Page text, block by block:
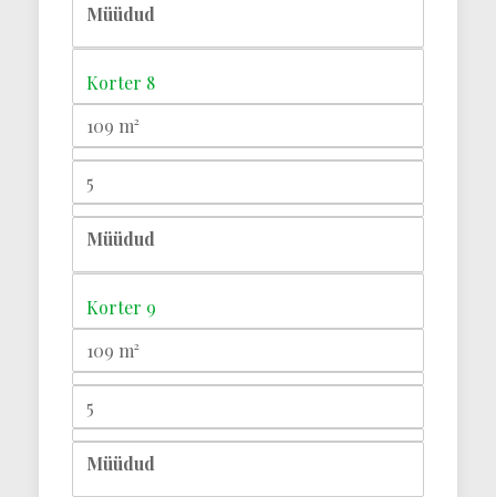
Müüdud
Korter 8
109 m²
5
Müüdud
Korter 9
109 m²
5
Müüdud